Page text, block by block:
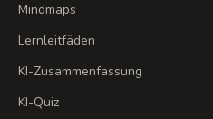
Mindmaps
Lernleitfäden
KI-Zusammenfassung
KI-Quiz